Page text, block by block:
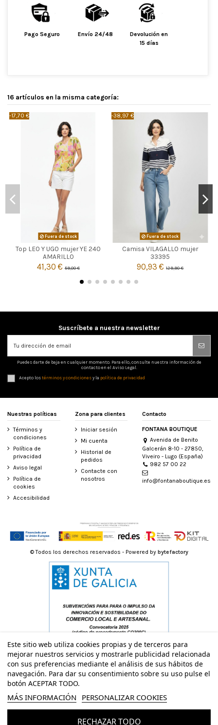
Pago Seguro Envío 24/48
Devolución en
15 días
16 artículos en la misma categoría:
-17,70 €
Fuera de stock
Top LEO Y UGO mujer YE 240
AMARILLO
41,30 €59,00 €
 Agotado
-38,97 €
Fuera de stock
Camisa VILAGALLO mujer
33395
90,93 €129,90 €
 Agotado
Suscríbete a nuestra newsletter
Puedes darte de baja en cualquier momento. Para ello, consulte nuestra información de
contacto en el Aviso Legal.
Acepto lostérminos y condicionesy la política de privacidad
Nuestras políticas
Términos y
condiciones
Política de
privacidad
Aviso legal
Política de
cookies
Accesibilidad
Zona para clientes
Iniciar sesión
Mi cuenta
Historial de
pedidos
Contacte con
nosotros
Contacto
FONTANA BOUTIQUE
Avenida de Benito
Galcerán 8-10 - 27850,
Viveiro - Lugo (España)
982 57 00 22
info@fontanaboutique.es
Este sitio web utiliza cookies propias y de terceros para
mejorar nuestros servicios y mostrarle publicidad relacionada
con sus preferencias mediante el análisis de sus hábitos de
navegación. Para dar su consentimiento sobre su uso pulse el
botón ACEPTAR TODO.
MÁS INFORMACIÓN PERSONALIZAR COOKIES
RECHAZAR TODO
© Todos los derechos reservados - Powered by bytefactory